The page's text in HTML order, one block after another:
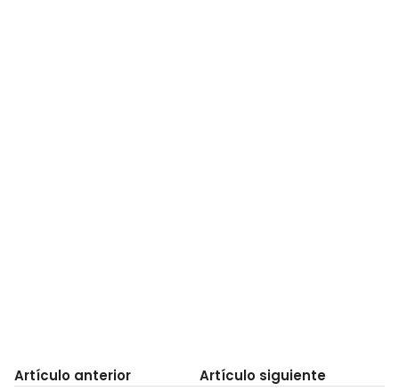
Artículo anterior Artículo siguiente